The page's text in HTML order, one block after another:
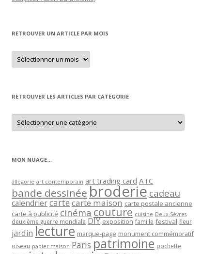
RETROUVER UN ARTICLE PAR MOIS
Retrouver
un
article
RETROUVER LES ARTICLES PAR CATÉGORIE
Retrouver
les
articles
MON NUAGE…
allégorie art contemporain art trading card ATC
bande dessinée broderie cadeau
calendriercartecarte maison carte postale ancienne
carte à publicité cinéma couture cuisine Deux-Sèvres
deuxième guerre mondiale DIY exposition famille festival fleur
jardin lecture marque-page monument commémoratif
oiseau papier maison Paris patrimoine pochette